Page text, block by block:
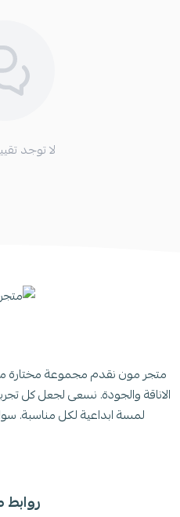
لا توجد
متجر مون نقدم مجموعة مختارة
الاناقة والجودة. نسعى لجعل
لمسة ابداعية لكل مناسبة.